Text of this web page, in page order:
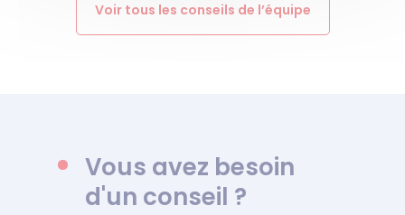
Voir tous les conseils de l’équipe
Vous avez besoin
d'un conseil ?